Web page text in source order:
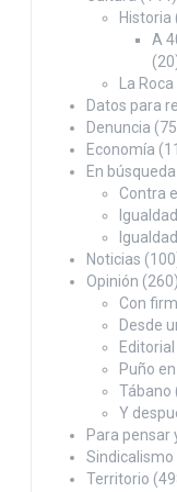
Historia
A
La Roca
Datos para
Denuncia
Economía
En
Contra
Noticias
Opinión (260)
Con
Desde
Editorial
Puño
Tábano
Y
Para pensar
Sindicalismo
Territorio